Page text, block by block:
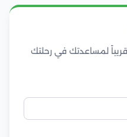
لمساعدتك في رحلتك